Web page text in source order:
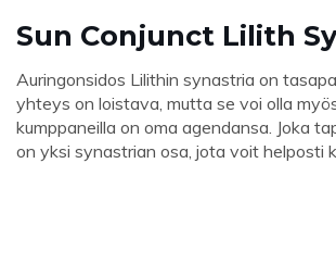
Sun Conjunct Lilith
Auringonsidos Lilithin synastria on
yhteys on loistava, mutta se voi olla
kumppaneilla on oma agendansa. Joka
on yksi synastrian osa, jota voit helposti